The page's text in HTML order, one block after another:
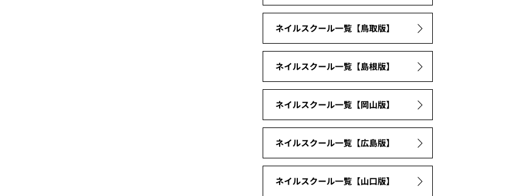
ネイルスクール一覧【鳥取版】
ネイルスクール一覧【島根版】
ネイルスクール一覧【岡山版】
ネイルスクール一覧【広島版】
ネイルスクール一覧【山口版】